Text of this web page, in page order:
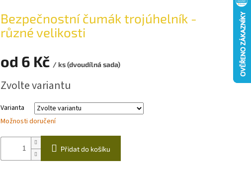
Bezpečnostní čumák trojúhelník -
různé velikosti
od 6 Kč / ks (dvoudílná sada)
cena:
Zvolte variantu
Varianta
Možnosti doručení
Přidat do košíku